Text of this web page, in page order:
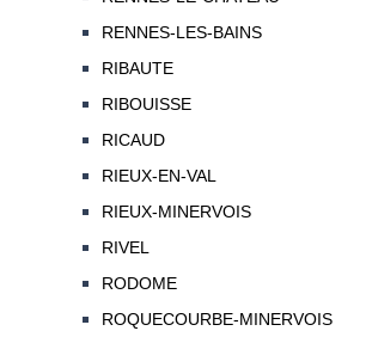
RENNES-LES-BAINS
RIBAUTE
RIBOUISSE
RICAUD
RIEUX-EN-VAL
RIEUX-MINERVOIS
RIVEL
RODOME
ROQUECOURBE-MINERVOIS